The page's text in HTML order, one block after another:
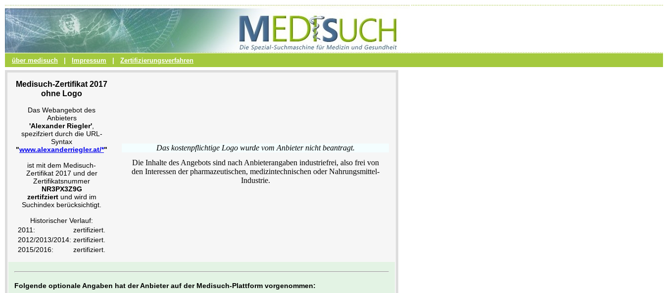
über medisuch Impressum Zertifizierungsverfahren
Medisuch-Zertifikat 2017
ohne Logo
Das Webangebot des
Anbieters
'Alexander Riegler',
spezifziert durch die URL-
Syntax
"www.alexanderriegler.at/*"
ist mit dem Medisuch-
Zertifikat 2017 und der
Zertifikatsnummer
NR3PX3Z9G
zertifziertund wird im
Suchindex berücksichtigt.
Historischer Verlauf:
2011:
zertifiziert.
2012/2013/2014: zertifiziert.
2015/2016:
zertifiziert.
Das kostenpflichtige Logo wurde vom Anbieter nicht beantragt.
Die Inhalte des Angebots sind nach Anbieterangaben industriefrei, also frei von
den Interessen der pharmazeutischen, medizintechnischen oder Nahrungsmittel-
Industrie.
Folgende optionale Angaben hat der Anbieter auf der Medisuch-Plattform vorgenommen: